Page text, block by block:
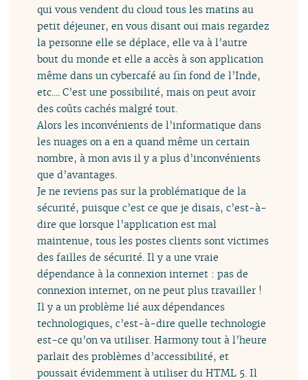
qui vous vendent du cloud tous les matins au
petit déjeuner, en vous disant oui mais regardez
la personne elle se déplace, elle va à l’autre
bout du monde et elle a accès à son application
même dans un cybercafé au fin fond de l’Inde,
etc.... C’est une possibilité, mais on peut avoir
des coûts cachés malgré tout.
Alors les inconvénients de l’informatique dans
les nuages on a en a quand même un certain
nombre, à mon avis il y a plus d’inconvénients
que d’avantages.
Je ne reviens pas sur la problématique de la
sécurité, puisque c’est ce que je disais, c’est-à-
dire que lorsque l’application est mal
maintenue, tous les postes clients sont victimes
des failles de sécurité. Il y a une vraie
dépendance à la connexion internet : pas de
connexion internet, on ne peut plus travailler !
Il y a un problème lié aux dépendances
technologiques, c’est-à-dire quelle technologie
est-ce qu’on va utiliser. Harmony tout à l’heure
parlait des problèmes d’accessibilité, et
poussait évidemment à utiliser du HTML 5. Il